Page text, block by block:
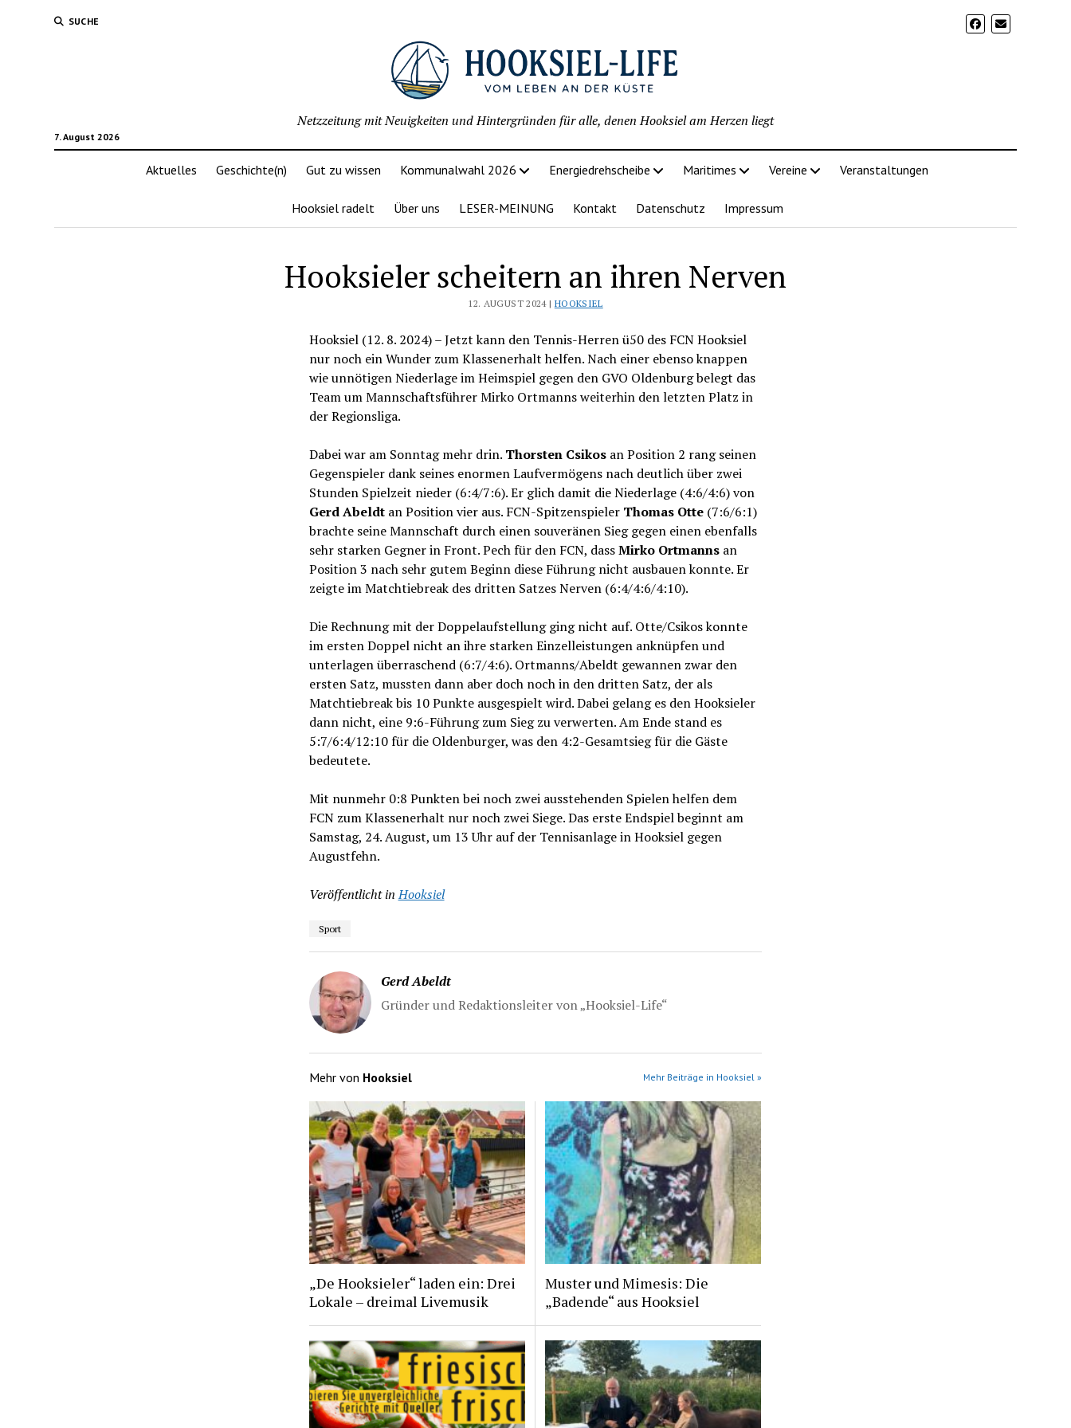
SUCHE
7. August 2026
Netzzeitung mit Neuigkeiten und Hintergründen für alle, denen Hooksiel am Herzen liegt
Aktuelles Geschichte(n) Gut zu wissen Kommunalwahl 2026 Energiedrehscheibe Maritimes Vereine Veranstaltungen
Hooksiel radelt Über uns LESER-MEINUNG Kontakt Datenschutz Impressum
Hooksieler scheitern an ihren Nerven
12. AUGUST 2024 | HOOKSIEL
Hooksiel (12. 8. 2024) – Jetzt kann den Tennis-Herren ü50 des FCN Hooksiel
nur noch ein Wunder zum Klassenerhalt helfen. Nach einer ebenso knappen
wie unnötigen Niederlage im Heimspiel gegen den GVO Oldenburg belegt das
Team um Mannschaftsführer Mirko Ortmanns weiterhin den letzten Platz in
der Regionsliga.
Dabei war am Sonntag mehr drin. Thorsten Csikos an Position 2 rang seinen
Gegenspieler dank seines enormen Laufvermögens nach deutlich über zwei
Stunden Spielzeit nieder (6:4/7:6). Er glich damit die Niederlage (4:6/4:6) von
Gerd Abeldt an Position vier aus. FCN-Spitzenspieler Thomas Otte (7:6/6:1)
brachte seine Mannschaft durch einen souveränen Sieg gegen einen ebenfalls
sehr starken Gegner in Front. Pech für den FCN, dassMirko Ortmanns an
Position 3 nach sehr gutem Beginn diese Führung nicht ausbauen konnte. Er
zeigte im Matchtiebreak des dritten Satzes Nerven (6:4/4:6/4:10).
Die Rechnung mit der Doppelaufstellung ging nicht auf. Otte/Csikos konnte
im ersten Doppel nicht an ihre starken Einzelleistungen anknüpfen und
unterlagen überraschend (6:7/4:6). Ortmanns/Abeldt gewannen zwar den
ersten Satz, mussten dann aber doch noch in den dritten Satz, der als
Matchtiebreak bis 10 Punkte ausgespielt wird. Dabei gelang es den Hooksieler
dann nicht, eine 9:6-Führung zum Sieg zu verwerten. Am Ende stand es
5:7/6:4/12:10 für die Oldenburger, was den 4:2-Gesamtsieg für die Gäste
bedeutete.
Mit nunmehr 0:8 Punkten bei noch zwei ausstehenden Spielen helfen dem
FCN zum Klassenerhalt nur noch zwei Siege. Das erste Endspiel beginnt am
Samstag, 24. August, um 13 Uhr auf der Tennisanlage in Hooksiel gegen
Augustfehn.
Veröffentlicht in Hooksiel
Sport
Gerd Abeldt
Gründer und Redaktionsleiter von „Hooksiel-Life“
Mehr von Hooksiel Mehr Beiträge in Hooksiel »
„De Hooksieler“ laden ein: Drei
Lokale – dreimal Livemusik
Muster und Mimesis: Die
„Badende“ aus Hooksiel